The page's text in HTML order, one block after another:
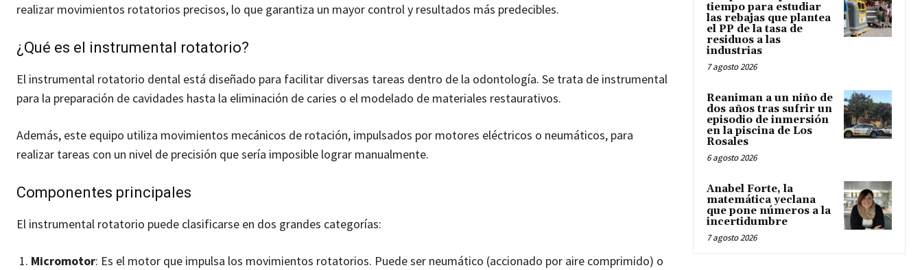
realizar movimientos rotatorios precisos, lo que garantiza un mayor control y resultados más predecibles.
¿Qué es el instrumental rotatorio?
El instrumental rotatorio dental está diseñado para facilitar diversas tareas dentro de la odontología. Se trata de instrumental
para la preparación de cavidades hasta la eliminación de caries o el modelado de materiales restaurativos.
Además, este equipo utiliza movimientos mecánicos de rotación, impulsados por motores eléctricos o neumáticos, para
realizar tareas con un nivel de precisión que sería imposible lograr manualmente.
Componentes principales
El instrumental rotatorio puede clasificarse en dos grandes categorías:
Micromotor: Es el motor que impulsa los movimientos rotatorios. Puede ser neumático (accionado por aire comprimido) o
tiempo para estudiar
las rebajas que plantea
el PP de la tasa de
residuos a las
industrias
7 agosto 2026
Reaniman a un niño de
dos años tras sufrir un
episodio de inmersión
en la piscina de Los
Rosales
6 agosto 2026
Anabel Forte, la
matemática yeclana
que pone números a la
incertidumbre
7 agosto 2026